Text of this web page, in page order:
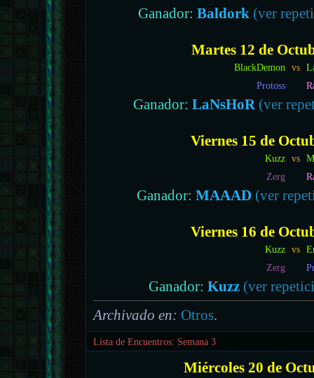
Ganador: Baldork (ver
Martes 12 de
BlackDemon vs
Protoss
Ganador: LaNsHoR(ver
Viernes 15 de
Kuzz vs
Zerg
Ganador: MAAAD(ver
Viernes 16 de
Kuzz vs
Zerg
Ganador: Kuzz(ver
Archivado en: Otros.
Lista de Encuentros: Semana 3
Miércoles 20 de